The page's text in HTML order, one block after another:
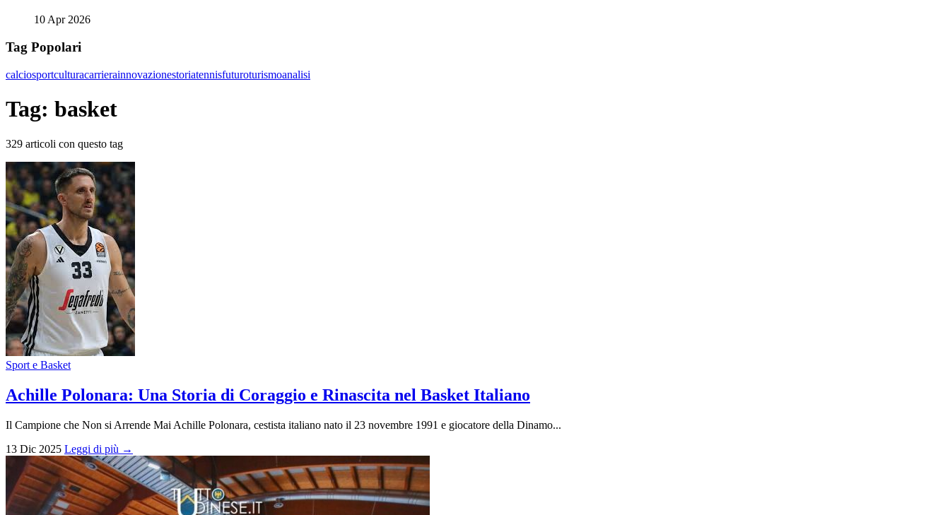
10 Apr 2026
Tag Popolari
calciosportculturacarrierainnovazionestoriatennisfuturoturismoanalisi
Tag: basket
329 articoli con questo tag
Sport e Basket
Achille Polonara: Una Storia di Coraggio e Rinascita nel Basket Italiano
Il Campione che Non si Arrende Mai Achille Polonara, cestista italiano nato il 23 novembre 1991 e giocatore della Dinamo...
13 Dic 2025 Leggi di più →